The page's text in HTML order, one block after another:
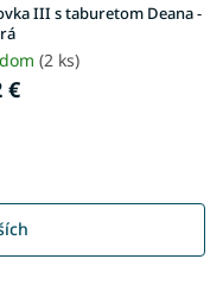
III s taburetom Deana -
(2 ks)
€